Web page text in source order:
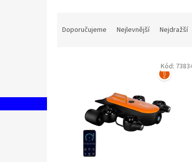
Doporučujeme Nejlevnější Nejdražší
Kód: